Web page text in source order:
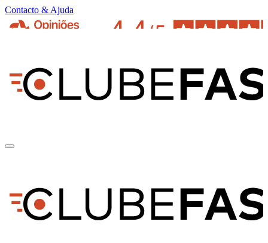
Contacto & Ajuda